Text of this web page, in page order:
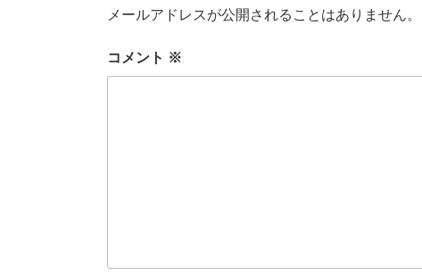
メールアドレスが公開されることはありません。
コメント ※